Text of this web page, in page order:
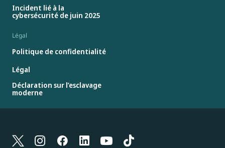
Incident lié à la
cybersécurité de juin 2025
Légal
Politique de confidentialité
Légal
Déclaration sur l’esclavage
moderne